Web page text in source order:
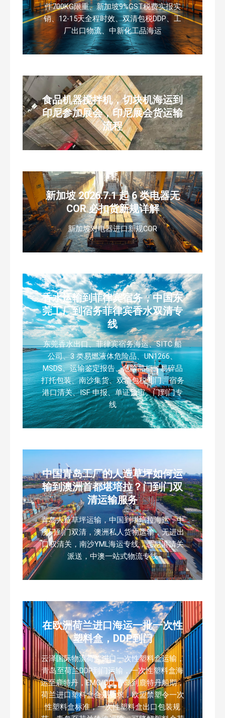
件700KG限重、新加坡9%GST税费实报实
销、12-15天全程时效、双清包税DDP、工
厂出口物流、中新化工品海运
食品机器搅拌机，切块机海运到
印尼参加展会，印尼展会货运输
流程
新加坡 2026.7.1 起 6 类电器无
COR 必扣货新规详解
新加坡对电器进口新规COR
香水运输到菲律宾宿务，中国东
莞工厂到宿务菲律宾香水双清专
线
东莞香水出口、菲律宾宿务海运、SITC 船
公司、3 类易燃液体危险品、UN1266、
MSDS、运输鉴定报告、危险品柜、易碎品
打托包装、南沙集货、双清包税到门、宿务
港口清关、ISF 申报、单证预审、门到门专
线
中国青岛工厂的人造草坪如何运
输到澳洲首都堪培拉？门到门双
清运输服务
青岛人造草坪运输，中国到堪培拉海运，中
澳门到门双清，澳洲私人货物运输，无进出
口权清关，南沙YML海运专线，悉尼港清关
派送，中澳一站式物流专线
在欧洲荷兰进口海运一批一次性
塑料盒，DDP到门
云泽国际物流荷兰进口一次性塑料盒运输，
青岛至荷兰DDP到门运输，一次性塑料盒海
运至鹿特丹，EMC/OCL青岛到鹿特丹船期，
荷兰进口塑料盒合规要求，欧盟禁塑令一次
性塑料盒标准，一次性塑料盒出口包装规